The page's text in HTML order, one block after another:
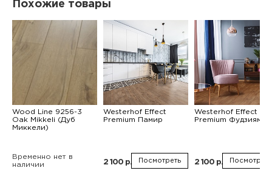
Похожие товары
Wood Line 9256-3
Оak Mikkeli (Дуб
Миккели)
Временно нет в
наличии
Westerhof Effect
Premium Памир
2 100 р. Посмотреть
Westerhof Effect
Premium Фудзияма
2 100 р. Посмотреть